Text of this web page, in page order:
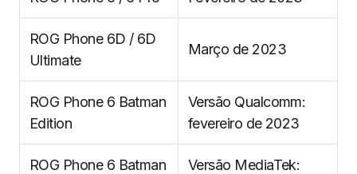
ROG Phone 6D / 6D
Ultimate
Março de 2023
ROG Phone 6 Batman
Edition
Versão Qualcomm:
fevereiro de 2023
ROG Phone 6 Batman
Versão MediaTek: